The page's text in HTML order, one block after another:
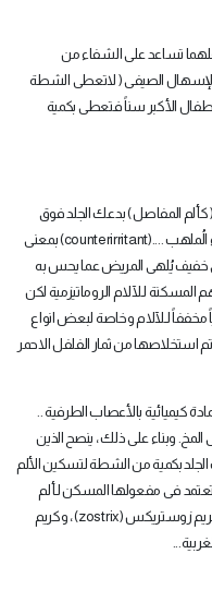
تساعد على الشفاء من
الصيفى ( لاتعطى الشطة
الأكبر سناً فتعطى بكمية
المفاصل ) بدعك الجلد فوق
الُملهب(counterirritant)....بمعنى
خفيف يُلهى المريض عما يحس به
لـلآلام الروماتيزمية لكن
لـلآلام وخاصة لبعض انواع
تم استخلاصها من ثمار الفلفل الاحمر
كيميائية بالأعصاب الطرفية ..
المخ. وبناء على ذلك ، ينصح الذين
بكمية من الشطة لتسكين الألم
فى مفعولها المسكن لـألم
زوستريكس(zostrix)، وكريم